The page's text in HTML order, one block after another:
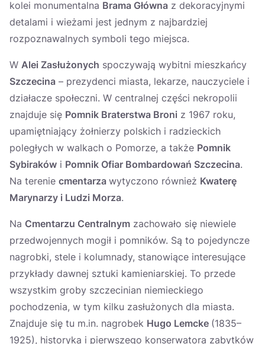
kolei monumentalna Brama Główna z dekoracyjnymi
detalami i wieżami jest jednym z najbardziej
rozpoznawalnych symboli tego miejsca.
W Alei Zasłużonych spoczywają wybitni mieszkańcy
Szczecina – prezydenci miasta, lekarze, nauczyciele i
działacze społeczni. W centralnej części nekropolii
znajduje się Pomnik Braterstwa Broni z 1967 roku,
upamiętniający żołnierzy polskich i radzieckich
poległych w walkach o Pomorze, a także Pomnik
Sybiraków i Pomnik Ofiar Bombardowań Szczecina.
Na terenie cmentarza wytyczono również Kwaterę
Marynarzy i Ludzi Morza.
Na Cmentarzu Centralnym zachowało się niewiele
przedwojennych mogił i pomników. Są to pojedyncze
nagrobki, stele i kolumnady, stanowiące interesujące
przykłady dawnej sztuki kamieniarskiej. To przede
wszystkim groby szczecinian niemieckiego
pochodzenia, w tym kilku zasłużonych dla miasta.
Znajduje się tu m.in. nagrobek Hugo Lemcke (1835–
1925), historyka i pierwszego konserwatora zabytków